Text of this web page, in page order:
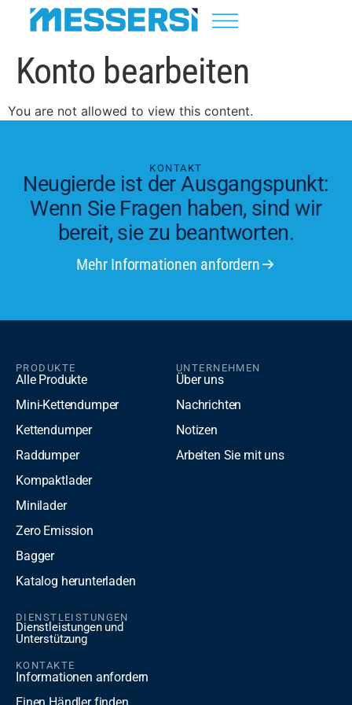
Konto bearbeiten
You are not allowed to view this content.
KONTAKT
Neugierde ist der Ausgangspunkt:
Wenn Sie Fragen haben, sind wir
bereit, sie zu beantworten.
Mehr Informationen anfordern
PRODUKTE
Alle Produkte
Mini-Kettendumper
Kettendumper
Raddumper
Kompaktlader
Minilader
Zero Emission
Bagger
Katalog herunterladen
UNTERNEHMEN
Über uns
Nachrichten
Notizen
Arbeiten Sie mit uns
DIENSTLEISTUNGEN
Dienstleistungen und
Unterstützung
KONTAKTE
Informationen anfordern